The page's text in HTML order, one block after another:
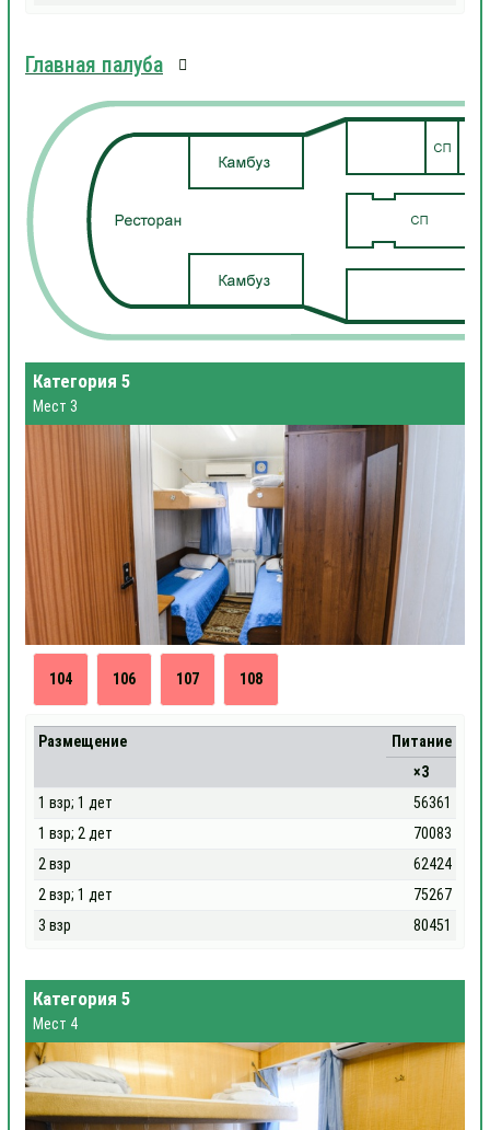
Главная палуба
Категория 5
Мест 3
104 106 107 108
Размещение
Питание
×3
1 взр; 1 дет
56361
1 взр; 2 дет
70083
2 взр
62424
2 взр; 1 дет
75267
3 взр
80451
Категория 5
Мест 4